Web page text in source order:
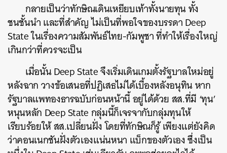
กลายเป็นว่าทักษิณเดินเหยียบเท้าทั้งนายทุน ทั้ง
ชนชั้นนำ และที่สำคัญ ไม่เป็นที่พอใจของบรรดา Deep
State ในเรื่องความสัมพันธ์ไทย-กัมพูชา ที่ทำให้เรื่องใหญ่
เกินกว่าที่ควรจะเป็น
เมื่อนั้น Deep State จึงเริ่มเดินเกมตั้งรัฐบาลใหม่อยู่
หลังฉาก วางข้อเสนอที่ปฏิเสธไม่ได้เบื้องหลังอนุทิน หาก
รัฐบาลแพทองธารฉบับก่อนหน้านี้ อยู่ได้ด้วย สส.ที่มี ‘ทุน’
หนุนหลัก Deep State กลุ่มนี้ก็เจรจากับกลุ่มทุนให้
เรียบร้อยให้ สส.เปลี่ยนฝั่ง โดยที่ทักษิณก็รู้ เพียงแต่ยังคิด
ว่าคอนเนกชันฝั่งตัวเองแน่นหนา แบ็กของตัวเอง ซึ่งเป็น